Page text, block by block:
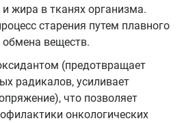
жира в тканях организма.
старения путем плавного
веществ.
(предотвращает
радикалов, усиливает
что позволяет
онкологических